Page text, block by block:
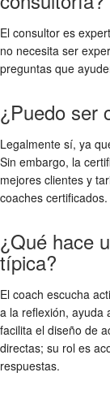
El consultor es
no necesita ser
preguntas que
¿Puedo ser
Legalmente sí, ya
Sin embargo, la
mejores clientes y
coaches certificados.
¿Qué hace
típica?
El coach escucha
a la reflexión, ayuda
facilita el diseño de
directas; su rol es
respuestas.